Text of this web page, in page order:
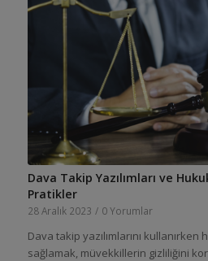
Dava Takip Yazılımları ve
Pratikler
28 Aralık 2023 / 0 Yorumlar
Dava takip yazılımlarını
sağlamak, müvekkillerin gizliliğini